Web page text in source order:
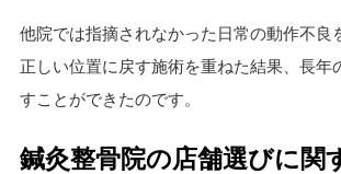
他院では指摘されなかった日常の動作不良
正しい位置に戻す施術を重ねた結果、長年
すことができたのです。
鍼灸整骨院の店舗選びに関